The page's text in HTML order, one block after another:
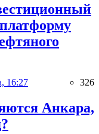
16:27 326
Анкара,